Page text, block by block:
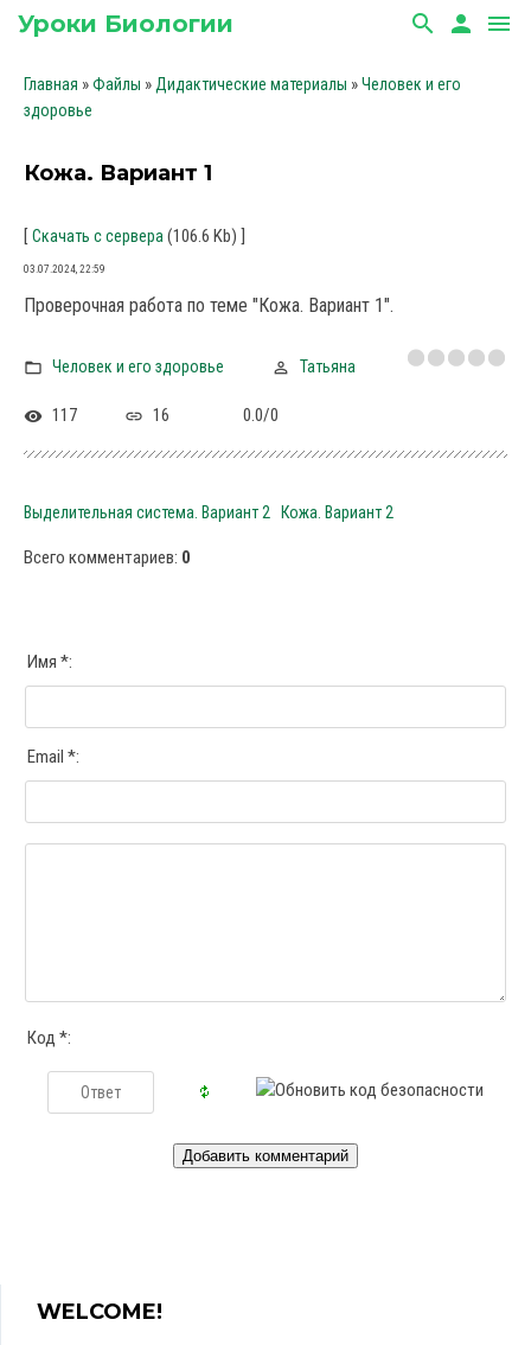
Уроки Биологии search person menu
Главная »Файлы » Дидактические материалы »Человек и его
здоровье
Кожа. Вариант 1
[Скачать с сервера (106.6 Kb) ]
03.07.2024, 22:59
Проверочная работа по теме "Кожа. Вариант 1".
Человек и его здоровье Татьяна
117 16 0.0/0
Выделительная система. Вариант 2 Кожа. Вариант 2
Всего комментариев: 0
Имя *:
Email *:
Код *:
WELCOME!